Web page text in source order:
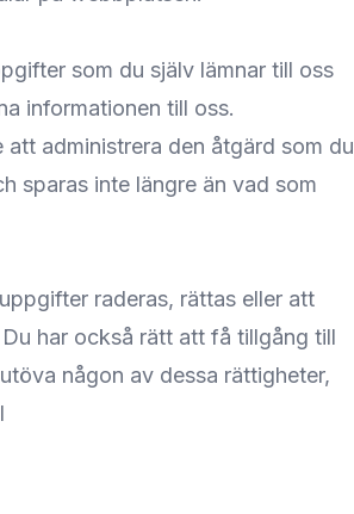
som du själv lämnar till oss
informationen till oss.
administrera den åtgärd som du
sparas inte längre än vad som
raderas, rättas eller att
har också rätt att få tillgång till
någon av dessa rättigheter,